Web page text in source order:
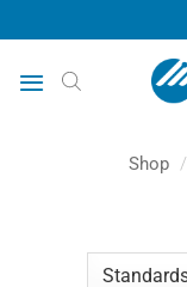
Inhalt
springen
Shop /